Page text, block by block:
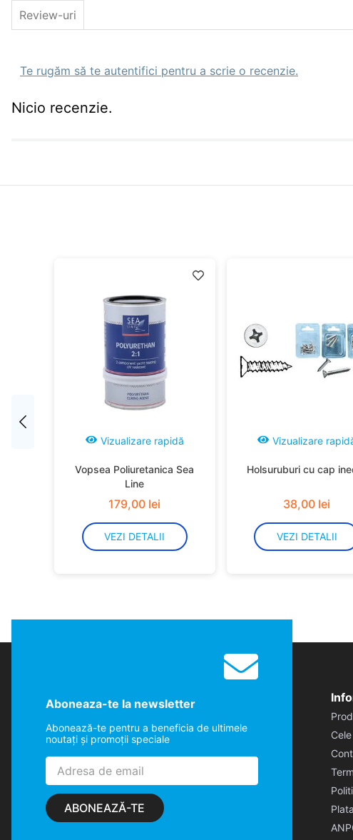
Review-uri
Te rugăm să te autentifici pentru a scrie o recenzie.
Nicio recenzie.
Vizualizare rapidă
Vopsea Poliuretanica Sea
Line
179,00 lei
VEZI DETALII
Vizualizare
Holsuruburi cu cap
38,00 lei
VEZI DETALII
Aboneaza-te la newsletter
Abonează-te pentru a beneficia de ultimele
noutaţi şi promoţii speciale
ABONEAZĂ-TE